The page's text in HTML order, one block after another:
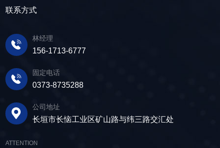
联系方式
林经理
156-1713-6777
固定电话
0373-8735288
公司地址
长垣市长恼工业区矿山路与纬三路交汇处
ATTENTION